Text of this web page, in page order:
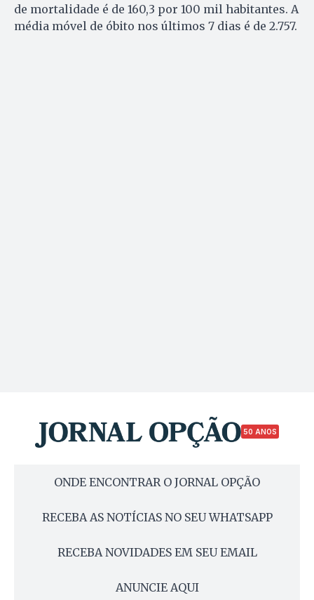
de mortalidade é de 160,3 por 100 mil habitantes. A
média móvel de óbito nos últimos 7 dias é de 2.757.
50 ANOS
ONDE ENCONTRAR O JORNAL OPÇÃO
RECEBA AS NOTÍCIAS NO SEU WHATSAPP
RECEBA NOVIDADES EM SEU EMAIL
ANUNCIE AQUI